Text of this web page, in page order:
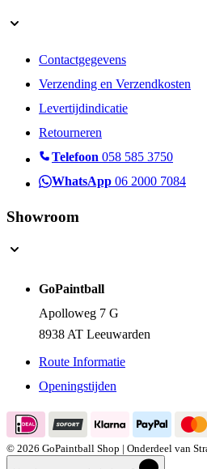
Contactgegevens
Verzending en Verzendkosten
Levertijdindicatie
Retourneren
Telefoon 058 585 3750
WhatsApp 06 2000 7084
Showroom
GoPaintball
Apolloweg 7 G
8938 AT Leeuwarden
Route Informatie
Openingstijden
© 2026 GoPaintball Shop | Onderdeel van